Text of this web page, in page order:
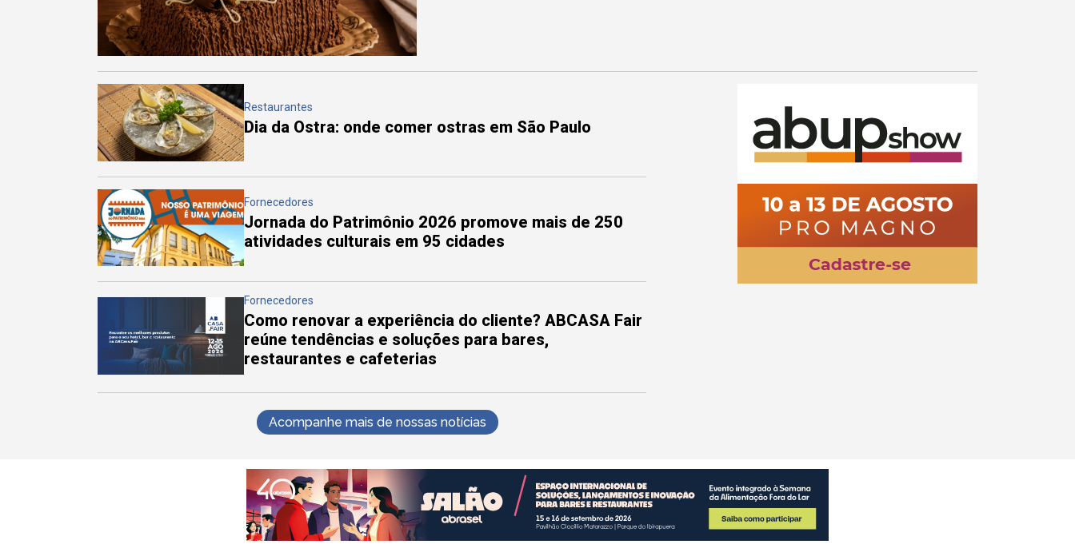
Restaurantes
Dia da Ostra: onde comer ostras em São Paulo
Fornecedores
Jornada do Patrimônio 2026 promove mais de 250
atividades culturais em 95 cidades
Fornecedores
Como renovar a experiência do cliente? ABCASA Fair
reúne tendências e soluções para bares,
restaurantes e cafeterias
Acompanhe mais de nossas notícias